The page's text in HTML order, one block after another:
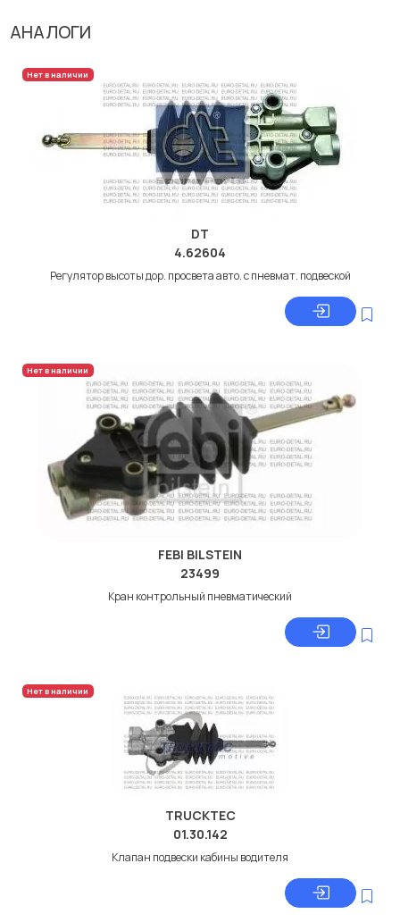
АНАЛОГИ
Нет в наличии
DT
4.62604
Регулятор высоты дор. просвета авто. с пневмат. подвеской
Нет в наличии
FEBI BILSTEIN
23499
Кран контрольный пневматический
Нет в наличии
TRUCKTEC
01.30.142
Клапан подвески кабины водителя